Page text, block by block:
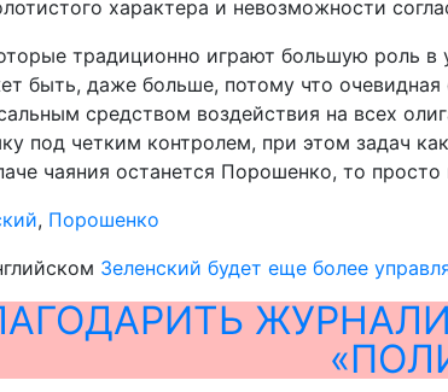
характера и невозможности
традиционно играют большую роль в
быть, даже больше, потому что
средством воздействия на всех
под четким контролем, при этом задач
чаяния останется Порошенко, то просто
, Порошенко
Зеленский будет еще более